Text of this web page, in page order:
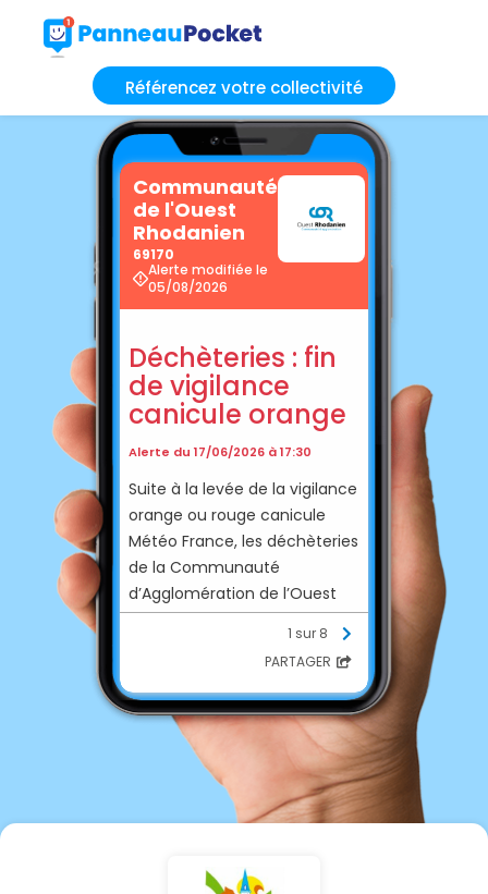
Référencez votre collectivité
Communauté
de l'Ouest
Rhodanien
69170
Alerte modifiée le
05/08/2026
Déchèteries : fin
de vigilance
canicule orange
Alerte du 17/06/2026 à 17:30
Suite à la levée de la vigilance
orange ou rouge canicule
Météo France, les déchèteries
de la Communauté
d’Agglomération de l’Ouest
Rhodanien reprennent leurs
horaires habituels dès le
🕗Saint Marcel l'Éclairé:
ouverture de 10h00 à 12h00 et
de 14h00 à 18h00 du lundi au
vendredi, et de 8h00 à 18h00
le samedi.
🕗 Thizy-les-Bourgs :
1 sur 8
PARTAGER